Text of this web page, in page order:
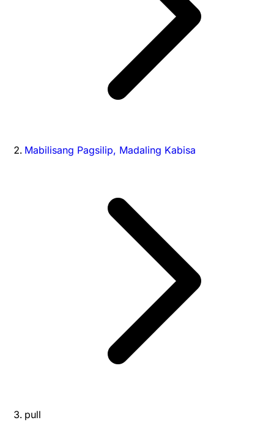
Mabilisang Pagsilip, Madaling Kabisa
pull